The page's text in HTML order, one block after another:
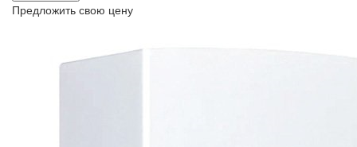
Предложить свою цену